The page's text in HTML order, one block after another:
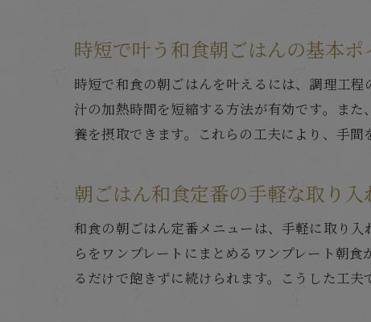
時短で叶う和食朝ごはんの基本ポ
時短で和食の朝ごはんを叶えるには、調理工
汁の加熱時間を短縮する方法が有効です。ま
養を摂取できます。これらの工夫により、手間
朝ごはん和食定番の手軽な取り入
和食の朝ごはん定番メニューは、手軽に取り
らをワンプレートにまとめるワンプレート朝
るだけで飽きずに続けられます。こうした工夫